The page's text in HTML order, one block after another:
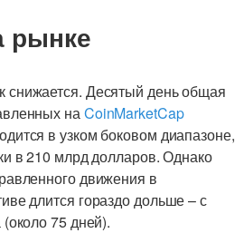
рынке
снижается. Десятый день общая
наCoinMarketCap
в узком боковом диапазоне,
в 210 млрд долларов. Однако
движения в
длится гораздо дольше – с
75 дней).